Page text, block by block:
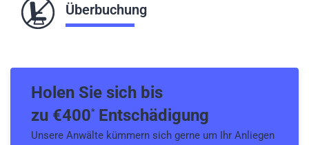
Überbuchung
Holen Sie sich bis
zu €400*Entschädigung
Unsere Anwälte kümmern sich gerne um Ihr Anliegen